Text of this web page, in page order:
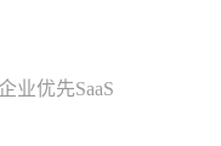
业优先SaaS